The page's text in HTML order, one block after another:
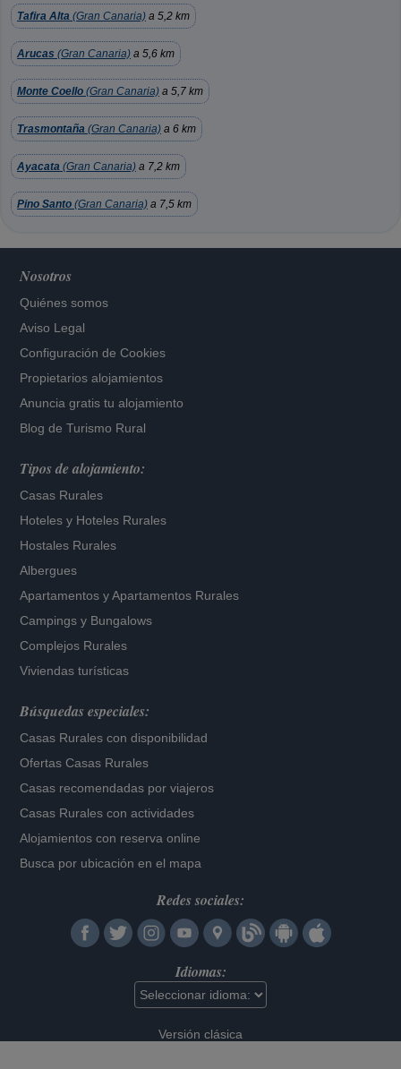
Tafira Alta (Gran Canaria) a 5,2 km
Arucas (Gran Canaria) a 5,6 km
Monte Coello (Gran Canaria) a 5,7 km
Trasmontaña (Gran Canaria) a 6 km
Ayacata (Gran Canaria) a 7,2 km
Pino Santo (Gran Canaria) a 7,5 km
Nosotros
Quiénes somos
Aviso Legal
Configuración de Cookies
Propietarios alojamientos
Anuncia gratis tu alojamiento
Blog de Turismo Rural
Tipos de alojamiento:
Casas Rurales
Hoteles y Hoteles Rurales
Hostales Rurales
Albergues
Apartamentos yApartamentos Rurales
Campings y Bungalows
Complejos Rurales
Viviendas turísticas
Búsquedas especiales:
Casas Rurales con disponibilidad
Ofertas Casas Rurales
Casas recomendadas por viajeros
Casas Rurales con actividades
Alojamientos con reserva online
Busca por ubicación en el mapa
Redes sociales:
Idiomas:
Versión clásica